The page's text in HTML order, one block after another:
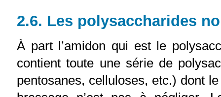
2.6. Les polysaccharides
À part l’amidon qui est le
contient toute une série de
pentosanes, celluloses, etc.) dont